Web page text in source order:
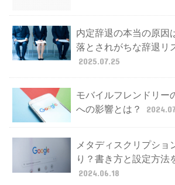
内定辞退の本当の原因
落とされがちな辞退リ
2025.07.25
モバイルフレンドリー
への影響とは？
メタディスクリプショ
り？書き方と設定方法
2024.06.18